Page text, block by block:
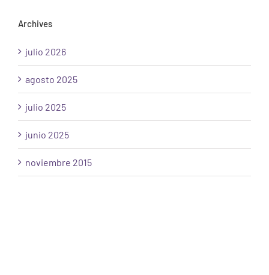
Archives
julio 2026
agosto 2025
julio 2025
junio 2025
noviembre 2015